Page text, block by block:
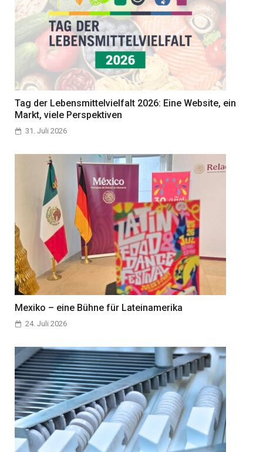
Tag der Lebensmittelvielfalt 2026: Eine Website, ein
Markt, viele Perspektiven
31. Juli 2026
Mexiko – eine Bühne für Lateinamerika
24. Juli 2026